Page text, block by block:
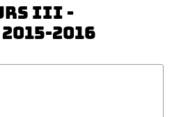
III -
2016